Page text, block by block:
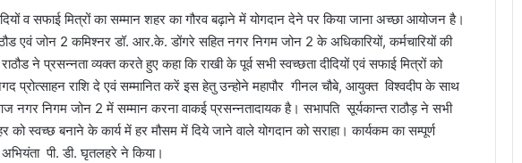
व सफाई मित्रों का सम्मान शहर का गौरव बढ़ाने में योगदान देने पर किया जाना अच्छा आयोजन है।
एवं जोन 2 कमिश्नर डॉ. आर.के. डोंगरे सहित नगर निगम जोन 2 के अधिकारियों, कर्मचारियों की
ने प्रसन्नता व्यक्त करते हुए कहा कि राखी के पूर्व सभी स्वच्छता दीदियों एवं सफाई मित्रों को
राशि दे एवं सम्मानित करें इस हेतु उन्होने महापौर गीनल चौबे, आयुक्त विश्वदीप के साथ
निगम जोन 2 में सम्मान करना वाकई प्रसन्नतादायक है। सभापति सूर्यकान्त राठौड़ ने सभी
को स्वच्छ बनाने के कार्य में हर मौसम में दिये जाने वाले योगदान को सराहा। कार्यकम का सम्पूर्ण
पी. डी. घृतलहरे ने किया।